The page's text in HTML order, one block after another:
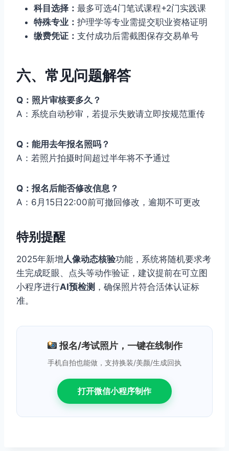
科目选择： 最多可选4门笔试课程+2门实践课
特殊专业： 护理学等专业需提交职业资格证明
缴费凭证： 支付成功后需截图保存交易单号
六、常见问题解答
Q：照片审核要多久？
A：系统自动秒审，若提示失败请立即按规范重传
Q：能用去年报名照吗？
A：若照片拍摄时间超过半年将不予通过
Q：报名后能否修改信息？
A：6月15日22:00前可撤回修改，逾期不可更改
特别提醒
2025年新增 人像动态核验功能，系统将随机要求考
生完成眨眼、点头等动作验证，建议提前在可立图
小程序进行AI预检测 ，确保照片符合活体认证标
准。
报名/考试照片，一键在线制作
手机自拍也能做，支持换装/美颜/生成回执
打开微信小程序制作